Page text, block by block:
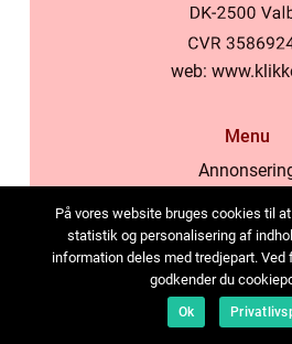
web:
Menu
Cookies
Kontakta
Sitemap
På vores website bruges cookies til
statistik og personalisering af
information deles med tredjepart.
godkender du
Ok